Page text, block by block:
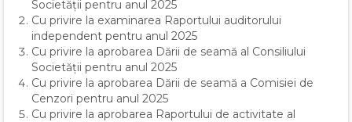
Societății pentru anul 2025
Cu privire la examinarea Raportului auditorului
independent pentru anul 2025
Cu privire la aprobarea Dării de seamă al Consiliului
Societății pentru anul 2025
Cu privire la aprobarea Dării de seamă a Comisiei de
Cenzori pentru anul 2025
Cu privire la aprobarea Raportului de activitate al